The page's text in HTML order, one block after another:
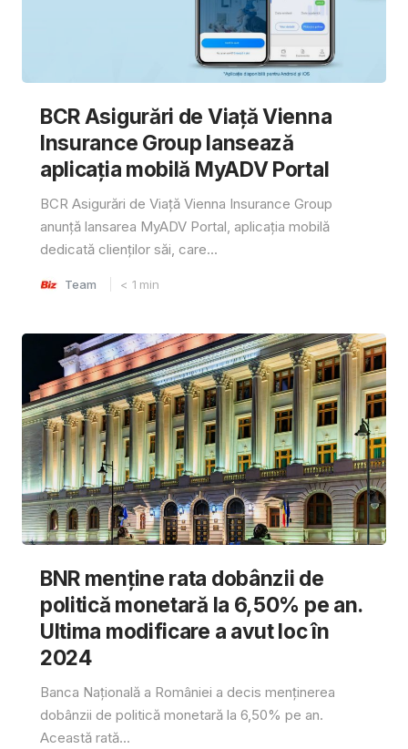
BCR Asigurări de Viață Vienna
Insurance Group lansează
aplicația mobilă MyADV Portal
BCR Asigurări de Viață Vienna Insurance Group
anunță lansarea MyADV Portal, aplicația mobilă
dedicată clienților săi, care...
Team < 1 min
BNR menține rata dobânzii de
politică monetară la 6,50% pe an.
Ultima modificare a avut loc în
2024
Banca Națională a României a decis menținerea
dobânzii de politică monetară la 6,50% pe an.
Această rată...